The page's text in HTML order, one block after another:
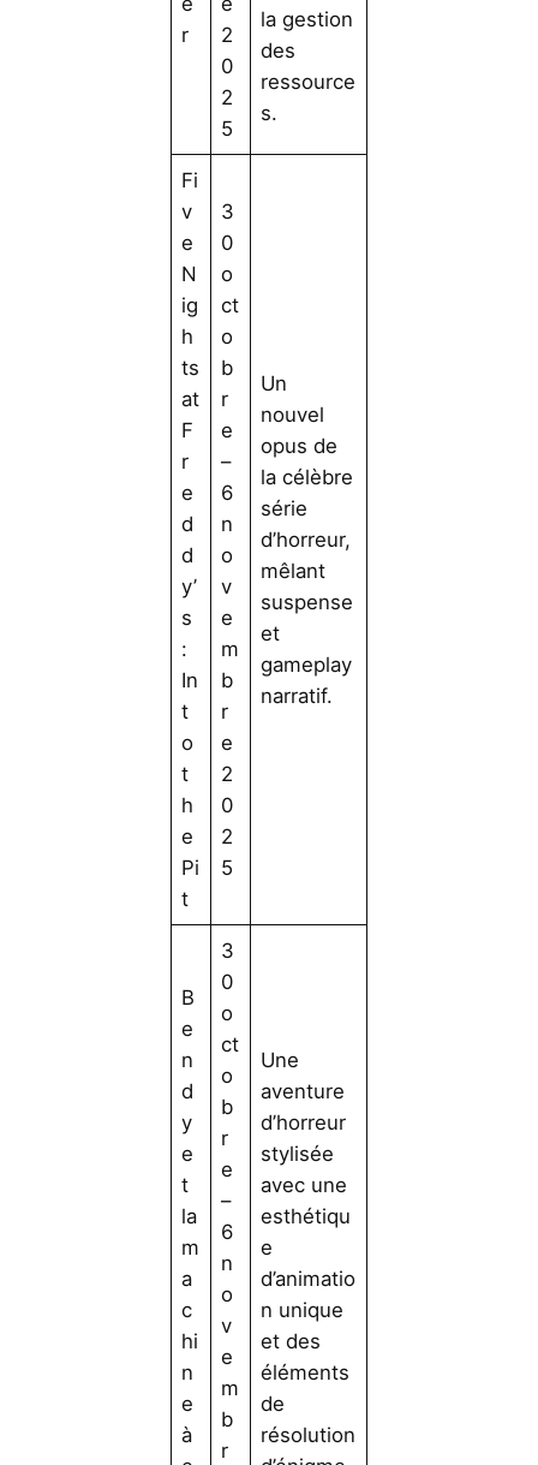
r
2
0
2
5
la gestion
des
ressource
s.
Fi
v
e
N
ig
h
ts
at
F
r
e
d
d
y’
s
:
In
t
o
t
h
e
Pi
t
3
0
o
ct
o
b
r
e
–
6
n
o
v
e
m
b
r
e
2
0
2
5
Un
nouvel
opus de
la célèbre
série
d’horreur,
mêlant
suspense
et
gameplay
narratif.
B
e
n
d
y
e
t
la
m
a
c
hi
n
e
à
3
0
o
ct
o
b
r
e
–
6
n
o
v
e
m
b
r
Une
aventure
d’horreur
stylisée
avec une
esthétiqu
e
d’animatio
n unique
et des
éléments
de
résolution